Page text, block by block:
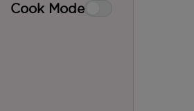
Cook Mode